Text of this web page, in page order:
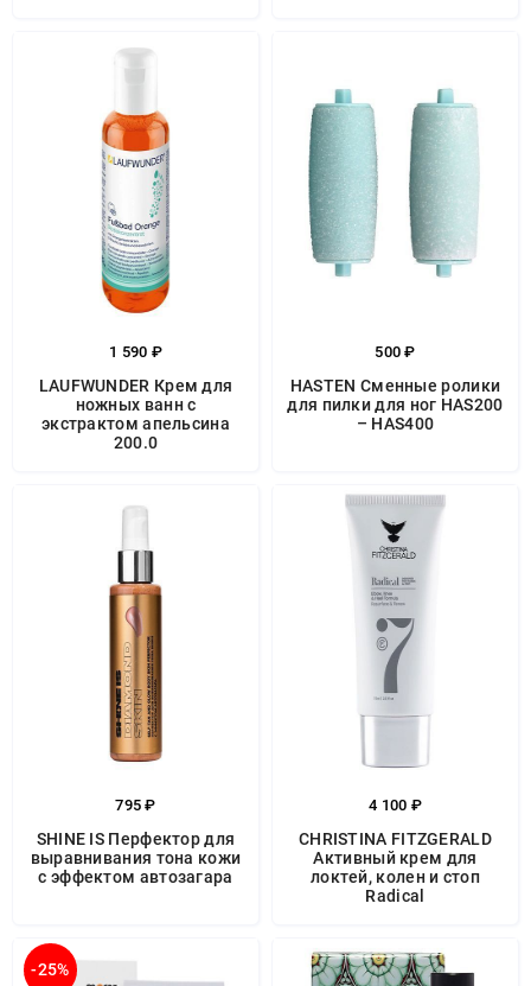
1 590 ₽
LAUFWUNDER Крем для
ножных ванн с
экстрактом апельсина
200.0
500 ₽
HASTEN Сменные ролики
для пилки для ног HAS200
– HAS400
795 ₽
SHINE IS Перфектор для
выравнивания тона кожи
с эффектом автозагара
4 100 ₽
CHRISTINA FITZGERALD
Активный крем для
локтей, колен и стоп
Radical
-25%